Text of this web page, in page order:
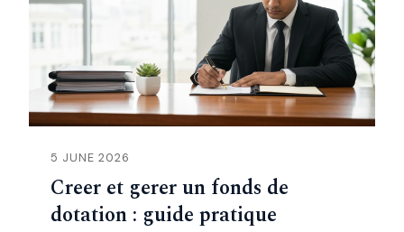
5 JUNE 2026
Creer et gerer un fonds de
dotation : guide pratique